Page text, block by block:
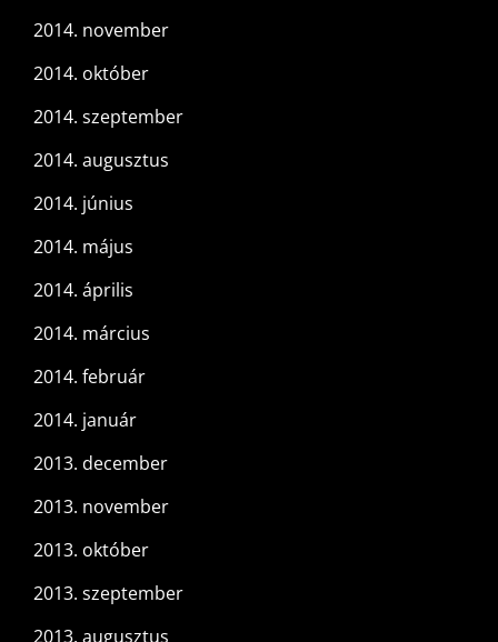
2014. november
2014. október
2014. szeptember
2014. augusztus
2014. június
2014. május
2014. április
2014. március
2014. február
2014. január
2013. december
2013. november
2013. október
2013. szeptember
2013. augusztus